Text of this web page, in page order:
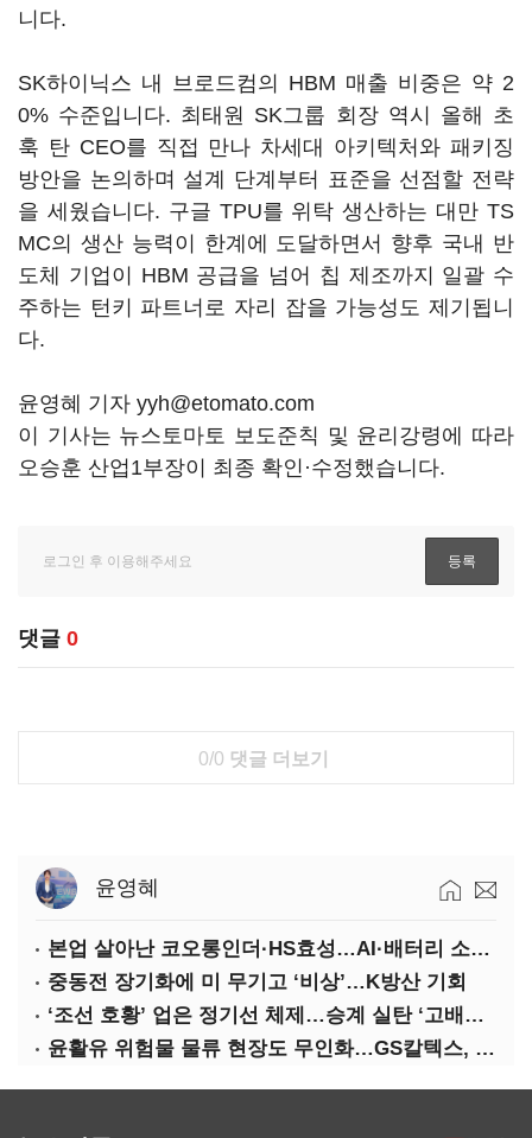
니다.
SK하이닉스 내 브로드컴의 HBM 매출 비중은 약 2
0% 수준입니다. 최태원 SK그룹 회장 역시 올해 초
훅 탄 CEO를 직접 만나 차세대 아키텍처와 패키징
방안을 논의하며 설계 단계부터 표준을 선점할 전략
을 세웠습니다. 구글 TPU를 위탁 생산하는 대만 TS
MC의 생산 능력이 한계에 도달하면서 향후 국내 반
도체 기업이 HBM 공급을 넘어 칩 제조까지 일괄 수
주하는 턴키 파트너로 자리 잡을 가능성도 제기됩니
다.
윤영혜 기자 yyh@etomato.com
이 기사는 뉴스토마토 보도준칙 및 윤리강령에 따라
오승훈 산업1부장이 최종 확인·수정했습니다.
댓글 0
0/0 댓글 더보기
윤영혜
본업 살아난 코오롱인더·HS효성…AI·배터리 소재로 보폭 확대
중동전 장기화에 미 무기고 ‘비상’…K방산 기회
‘조선 호황’ 업은 정기선 체제…승계 실탄 ‘고배당’ 주목
윤활유 위험물 물류 현장도 무인화…GS칼텍스, 디지털 전환 가속